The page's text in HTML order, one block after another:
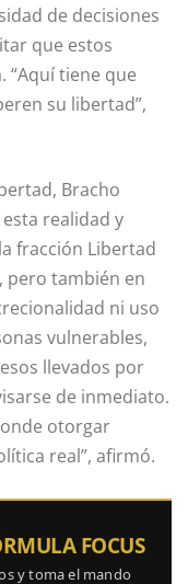
de decisiones
que estos
“Aquí tiene que
su libertad”,
Bracho
realidad y
fracción Libertad
pero también en
ni uso
vulnerables,
llevados por
de inmediato.
otorgar
real”, afirmó.
FOCUS
y toma el mando